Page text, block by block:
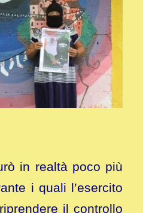
in realtà poco più
i quali l’esercito
il controllo